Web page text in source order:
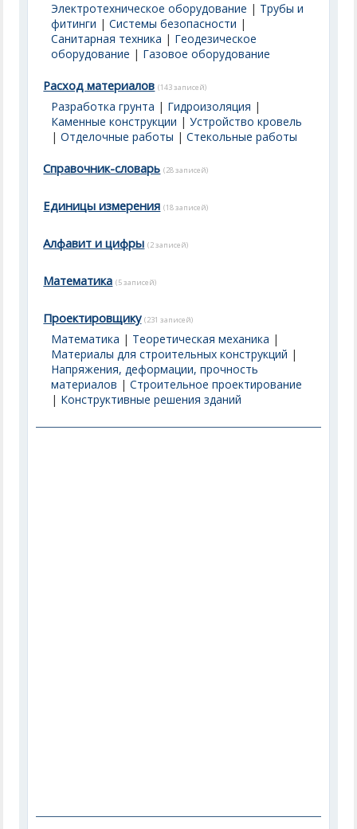
Электротехническое оборудование | Трубы и
фитинги |Системы безопасности |
Санитарная техника | Геодезическое
оборудование | Газовое оборудование
Расход материалов (143 записей)
Разработка грунта | Гидроизоляция |
Каменные конструкции |Устройство кровель
|Отделочные работы |Стекольные работы
Справочник-словарь (28 записей)
Единицы измерения (18 записей)
Алфавит и цифры (2 записей)
Математика (5 записей)
Проектировщику (231 записей)
Математика | Теоретическая механика |
Материалы для строительных конструкций |
Напряжения, деформации, прочность
материалов |Строительное проектирование
| Конструктивные решения зданий